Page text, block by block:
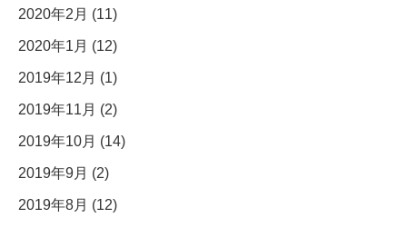
2020年2月 (11)
2020年1月 (12)
2019年12月 (1)
2019年11月 (2)
2019年10月 (14)
2019年9月 (2)
2019年8月 (12)